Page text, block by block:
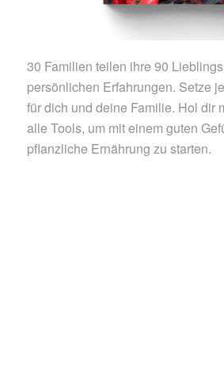
30 Familien teilen ihre 90
persönlichen Erfahrungen. Setze
für dich und deine Familie. Hol dir
alle Tools, um mit einem guten
pflanzliche Ernährung zu starten.